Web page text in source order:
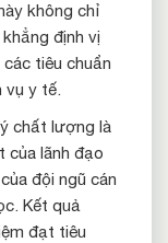
không chỉ
định vị
tiêu chuẩn
vụ y tế.
chất lượng là
lãnh đạo
đội ngũ cán
Kết quả
đạt tiêu